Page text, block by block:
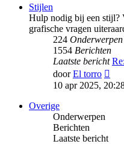
Stijlen
Hulp nodig bij een
grafische vragen
224 Onderwerpen
1554 Berichten
Laatste bericht
doorEl torro
10 apr 2025,
Overige
Onderwerpen
Berichten
Laatste bericht